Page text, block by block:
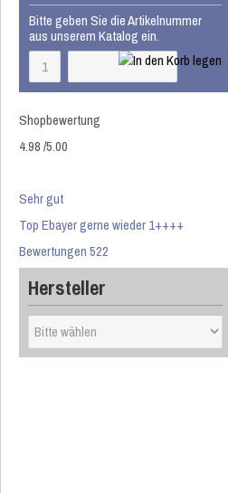
Bitte geben Sie die Artikelnummer
aus unserem Katalog ein.
Shopbewertung
4.98/5.00
Sehr gut
Top Ebayer gerne wieder 1++++
Bewertungen 522
Hersteller